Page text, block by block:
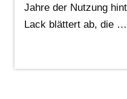
Jahre der Nutzung
Lack blättert ab, die …